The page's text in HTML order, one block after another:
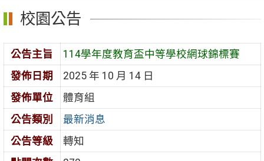
容
區
校園公告
公告主旨
114學年度教育盃中等學校網球錦標賽
發佈日期
2025 年 10 月 14 日
發佈單位
體育組
公告類別
最新消息
公告等級
轉知